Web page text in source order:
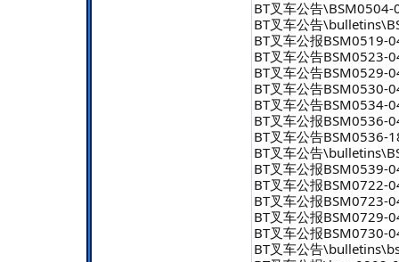
BT叉车公告\BSM0504-
BT叉车公告
BT叉车公报BSM0519-
BT叉车公告BSM0523-
BT叉车公告BSM0529-
BT叉车公告BSM0530-
BT叉车公告BSM0534-
BT叉车公报BSM0536-
BT叉车公告BSM0536-
BT叉车公告
BT叉车公报BSM0539-
BT叉车公报BSM0722-
BT叉车公报BSM0723-
BT叉车公报BSM0729-
BT叉车公报BSM0730-
BT叉车公告